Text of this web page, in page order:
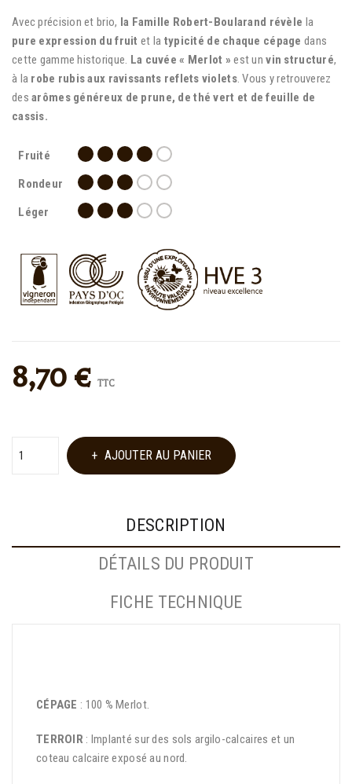
Avec précision et brio, la Famille Robert-Boularand révèle la
pure expression du fruit et la typicité de chaque cépage dans
cette gamme historique. La cuvée « Merlot » est unvin structuré,
à la robe rubis aux ravissants reflets violets. Vous y retrouverez
desarômes généreux de prune, de thé vert et de feuille de
cassis.
Fruité
Rondeur
Léger
8,70 € TTC
AJOUTER AU PANIER
DESCRIPTION
DÉTAILS DU PRODUIT
FICHE TECHNIQUE
CÉPAGE : 100 % Merlot.
TERROIR : Implanté sur des sols argilo-calcaires et un
coteau calcaire exposé au nord.